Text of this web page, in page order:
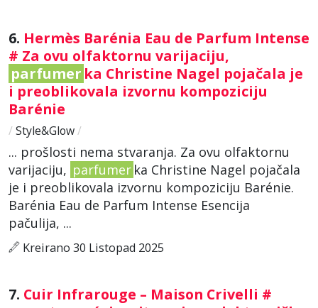
6. Hermès Barénia Eau de Parfum Intense
# Za ovu olfaktornu varijaciju,
parfumer ka Christine Nagel pojačala je
i preoblikovala izvornu kompoziciju
Barénie
/ Style&Glow/
... prošlosti nema stvaranja. Za ovu olfaktornu
varijaciju, parfumer ka Christine Nagel pojačala
je i preoblikovala izvornu kompoziciju Barénie.
Barénia Eau de Parfum Intense Esencija
pačulija, ...
Kreirano 30 Listopad 2025
7. Cuir Infrarouge – Maison Crivelli #